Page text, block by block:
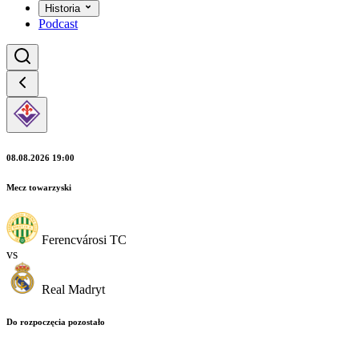
Historia
Podcast
08.08.2026 19:00
Mecz towarzyski
Ferencvárosi TC
vs
Real Madryt
Do rozpoczęcia pozostało